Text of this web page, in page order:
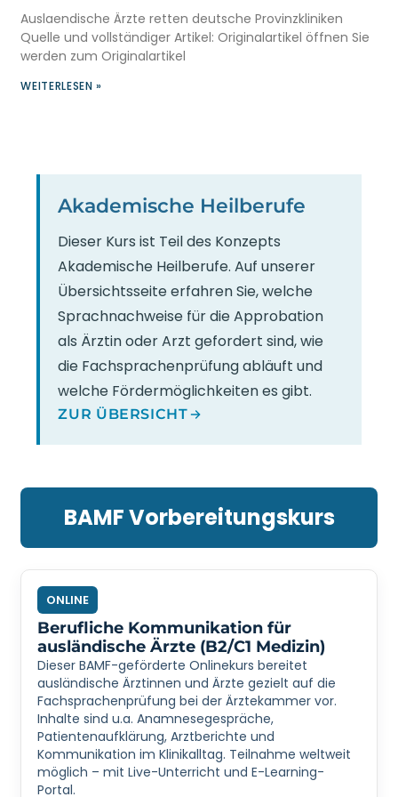
Auslaendische Ärzte retten deutsche Provinzkliniken
Quelle und vollständiger Artikel: Originalartikel öffnen Sie
werden zum Originalartikel
WEITERLESEN »
Akademische Heilberufe
Dieser Kurs ist Teil des Konzepts
Akademische Heilberufe. Auf unserer
Übersichtsseite erfahren Sie, welche
Sprachnachweise für die Approbation
als Ärztin oder Arzt gefordert sind, wie
die Fachsprachenprüfung abläuft und
welche Fördermöglichkeiten es gibt.
ZUR ÜBERSICHT
BAMF Vorbereitungskurs
ONLINE
Berufliche Kommunikation für
ausländische Ärzte (B2/C1 Medizin)
Dieser BAMF-geförderte Onlinekurs bereitet
ausländische Ärztinnen und Ärzte gezielt auf die
Fachsprachenprüfung bei der Ärztekammer vor.
Inhalte sind u.a. Anamnesegespräche,
Patientenaufklärung, Arztberichte und
Kommunikation im Klinikalltag. Teilnahme weltweit
möglich – mit Live-Unterricht und E-Learning-
Portal.